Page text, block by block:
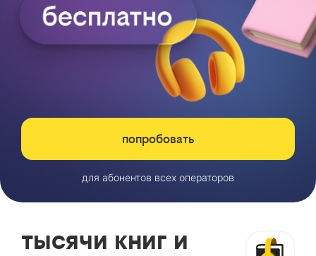
попробовать
для абонентов всех операторов
тысячи книг и